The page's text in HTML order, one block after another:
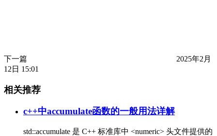
下一篇
2025年2月
12日 15:01
相关推荐
c++中accumulate函数的一般用法详解
std::accumulate 是 C++ 标准库中 <numeric> 头文件提供的